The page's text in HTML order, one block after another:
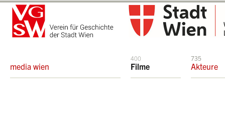
media wien
400
Filme
735
Akteure